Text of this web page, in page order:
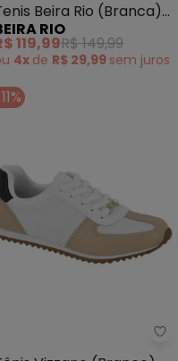
Beira Rio (Branca)
Sintético
RIO
119,99R$ 149,99
4x de R$ 29,99 sem juros
- Tênis (Azul) em